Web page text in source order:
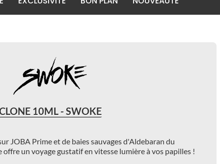
10ML - SWOKE
JOBA Prime et de baies sauvages d'Aldebaran du
offre un voyage gustatif en vitesse lumière à vos papilles !